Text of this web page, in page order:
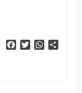
FacebookTwitterWhatsApp